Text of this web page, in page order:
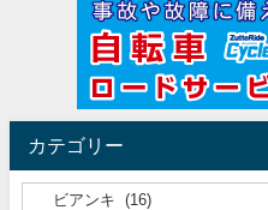
カテゴリー